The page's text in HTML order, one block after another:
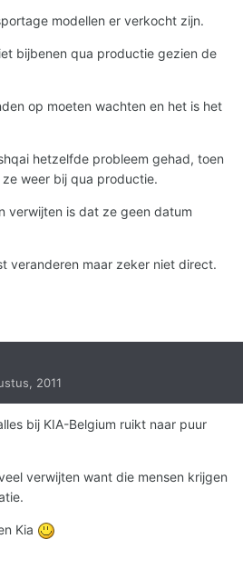
modellen er verkocht zijn.
bijbenen qua productie gezien de
op moeten wachten en het is het
hetzelfde probleem gehad, toen
weer bij qua productie.
verwijten is dat ze geen datum
veranderen maar zeker niet direct.
2011
bij KIA-Belgium ruikt naar puur
verwijten want die mensen krijgen
Kia